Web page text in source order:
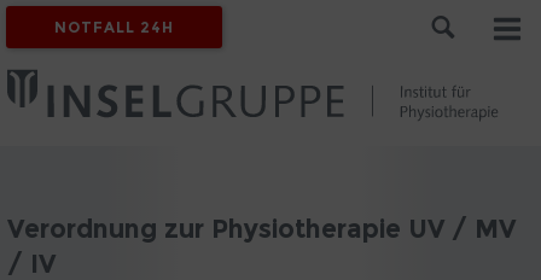
NOTFALL 24H
Verordnung zur Physiotherapie UV / MV
/ IV